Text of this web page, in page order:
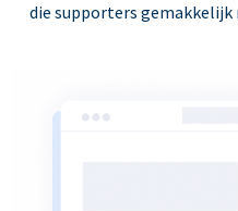
die supporters